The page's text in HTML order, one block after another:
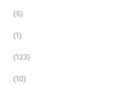
(5)
(1)
(123)
(10)